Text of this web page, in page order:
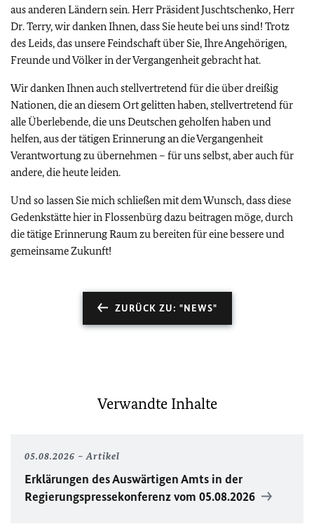
aus anderen Ländern sein. Herr Präsident Juschtschenko, Herr
Dr. Terry, wir danken Ihnen, dass Sie heute bei uns sind! Trotz
des Leids, das unsere Feindschaft über Sie, Ihre Angehörigen,
Freunde und Völker in der Vergangenheit gebracht hat.
Wir danken Ihnen auch stellvertretend für die über dreißig
Nationen, die an diesem Ort gelitten haben, stellvertretend für
alle Überlebende, die uns Deutschen geholfen haben und
helfen, aus der tätigen Erinnerung an die Vergangenheit
Verantwortung zu übernehmen – für uns selbst, aber auch für
andere, die heute leiden.
Und so lassen Sie mich schließen mit dem Wunsch, dass diese
Gedenkstätte hier in Flossenbürg dazu beitragen möge, durch
die tätige Erinnerung Raum zu bereiten für eine bessere und
gemeinsame Zukunft!
ZURÜCK ZU: "NEWS"
Verwandte Inhalte
05.08.2026 Artikel
Erklärungen des Auswärtigen Amts in der
Regierungspressekonferenz vom 05.08.2026